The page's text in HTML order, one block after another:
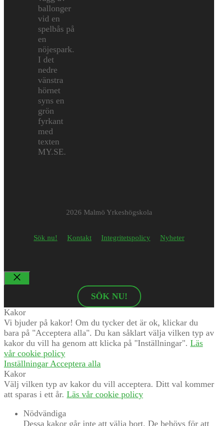
2026 Malmö Yrkeshögskola
Sök nu! Kontakt Integritetspolicy Nyheter
SÖK NU!
Kakor
Vi bjuder på kakor! Om du tycker det är ok, klickar du
bara på "Acceptera alla". Du kan såklart välja vilken typ av
kakor du vill ha genom att klicka på "Inställningar". Läs
vår cookie policy
Inställningar Acceptera alla
Kakor
Välj vilken typ av kakor du vill acceptera. Ditt val kommer
att sparas i ett år. Läs vår cookie policy
Nödvändiga
Dessa kakor går inte att välja bort. De behövs för att